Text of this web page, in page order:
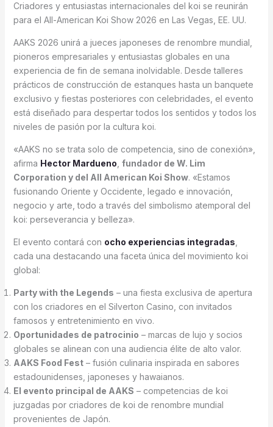
Criadores y entusiastas internacionales del koi se reunirán
para el All-American Koi Show 2026 en Las Vegas, EE. UU.
AAKS 2026 unirá a jueces japoneses de renombre mundial,
pioneros empresariales y entusiastas globales en una
experiencia de fin de semana inolvidable. Desde talleres
prácticos de construcción de estanques hasta un banquete
exclusivo y fiestas posteriores con celebridades, el evento
está diseñado para despertar todos los sentidos y todos los
niveles de pasión por la cultura koi.
«AAKS no se trata solo de competencia, sino de conexión»,
afirma Hector Mardueno fundador de W. Lim
Corporation y del All American Koi Show. «Estamos
fusionando Oriente y Occidente, legado e innovación,
negocio y arte, todo a través del simbolismo atemporal del
koi: perseverancia y belleza».
El evento contará con ocho experiencias integradas
cada una destacando una faceta única del movimiento koi
global:
Party with the Legends – una fiesta exclusiva de apertura
con los criadores en el Silverton Casino, con invitados
famosos y entretenimiento en vivo.
Oportunidades de patrocinio – marcas de lujo y socios
globales se alinean con una audiencia élite de alto valor.
AAKS Food Fest– fusión culinaria inspirada en sabores
estadounidenses, japoneses y hawaianos.
El evento principal de AAKS – competencias de koi
juzgadas por criadores de koi de renombre mundial
provenientes de Japón.